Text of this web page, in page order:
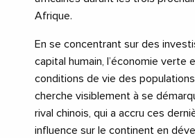
Afrique.
En se concentrant sur des
capital humain, l’économie verte
conditions de vie des
cherche visiblement à se
rival chinois, qui a accru ces
influence sur le continent en